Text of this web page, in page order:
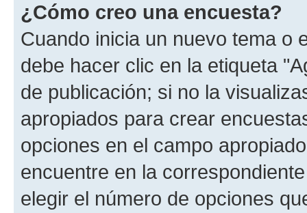
¿Cómo creo una encuesta?
Cuando inicia un nuevo tema o
debe hacer clic en la etiqueta
de publicación; si no la
apropiados para crear
opciones en el campo
encuentre en la
elegir el número de opciones